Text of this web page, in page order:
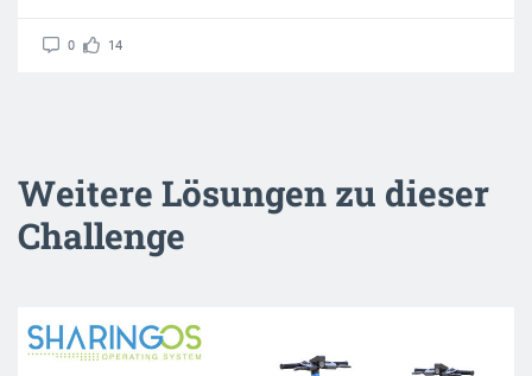
0 14
Weitere Lösungen zu dieser
Challenge